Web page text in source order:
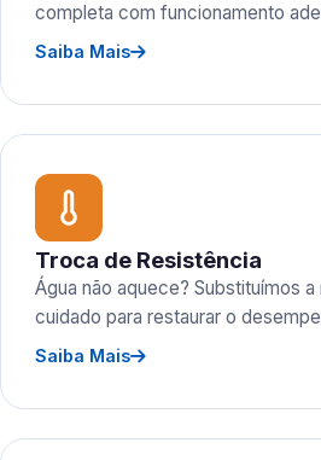
completa com funcionamento
Saiba Mais
Troca de Resistência
Água não aquece? Substituímos
cuidado para restaurar o
Saiba Mais